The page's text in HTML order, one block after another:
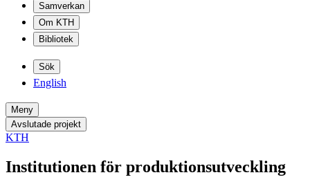
Samverkan
Om KTH
Bibliotek
Sök
English
Meny
Avslutade projekt
KTH
Institutionen för produktionsutveckling